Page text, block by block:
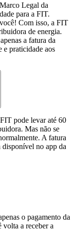
Legal da
para a FIT.
Com isso, a FIT
de energia.
a fatura da
e praticidade aos
pode levar até 60
Mas não se
A fatura
no app da
o pagamento da
volta a receber a